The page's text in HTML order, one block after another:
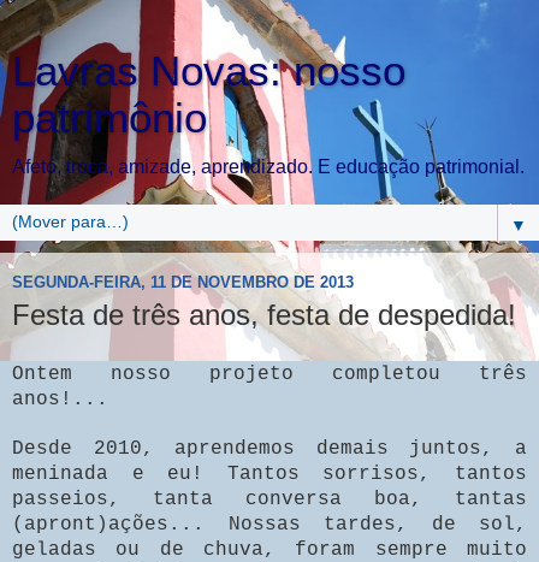
Lavras Novas: nosso
patrimônio
Afeto, troca, amizade, aprendizado. E educação patrimonial.
▼
SEGUNDA-FEIRA, 11 DE NOVEMBRO DE 2013
Festa de três anos, festa de despedida!
Ontem nosso projeto completou três
anos!...
Desde 2010, aprendemos demais juntos, a
meninada e eu! Tantos sorrisos, tantos
passeios, tanta conversa boa, tantas
(apront)ações... Nossas tardes, de sol,
geladas ou de chuva, foram sempre muito